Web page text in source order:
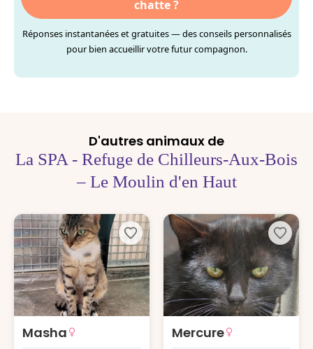
chatte ?
Réponses instantanées et gratuites — des conseils personnalisés
pour bien accueillir votre futur compagnon.
D'autres animaux de
La SPA - Refuge de Chilleurs-Aux-Bois
– Le Moulin d'en Haut
Masha Mercure